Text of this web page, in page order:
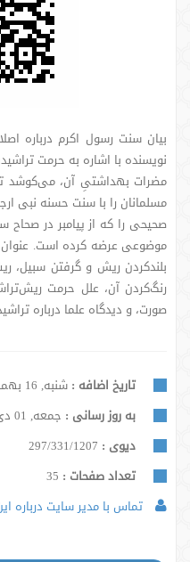
بیان سنت رسول اکرم درباره
نویسنده با اشاره به حرمت
مضرات بهداشتیِ آن، می‌کوشد تا
مسلمانان را با سنت حسنه نبی
صحیحی را که از پیامبر در
موضوعی عرضه کرده است. عنوان
بلندکردن ریش و گرفتن
رنگ‌کردن آن، علل حرمت
صورت، و دیدگاه علما درباره
تاریخ اضافه : شنبه, 16 بهمن 1389
به روز رسانی : جمعه, 01 دی 1396
دیوی : 297/331/1207
تعداد صفحات :
تماس با مدیر سایت درباره